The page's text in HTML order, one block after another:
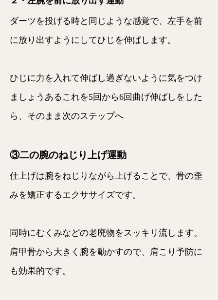
ダーツを投げる時と同じような感覚で、左手を前
に放り出すようにしてひじを伸ばします。
ひじに力を入れて伸ばし過ぎないように気をつけ
ましょうあるこれを5回から6回曲げ伸ばしをした
ら、そのまま次のステップへ
③二の腕のねじり上げ運動
仕上げは腕をねじりながら上げることで、骨の歪
みを矯正するエクササイズです。
同時にむくみなどの老廃物をスッキリ流します。
肩甲骨から大きく腕を動かすので、肩こり予防に
も効果的です。